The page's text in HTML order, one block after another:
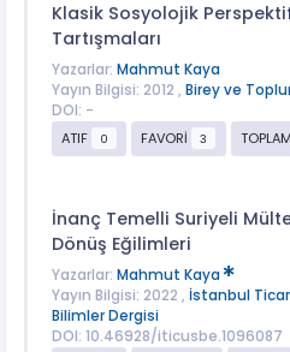
Klasik Sosyolojik
Tartışmaları
Yazarlar: Mahmut Kaya
Yayın Bilgisi: 2012 , Birey ve
DOI: -
ATIF
0 FAVORİ 3
İnanç Temelli Suriyeli
Dönüş Eğilimleri
Yazarlar: Mahmut Kaya
Yayın Bilgisi: 2022 , İstanbul
Bilimler Dergisi
DOI: 10.46928/iticusbe.1096087